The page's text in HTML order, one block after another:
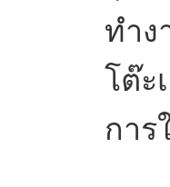
ทำง
โต๊ะ
การ